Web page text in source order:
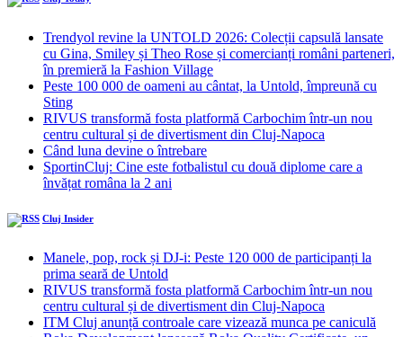
Trendyol revine la UNTOLD 2026: Colecții capsulă lansate
cu Gina, Smiley și Theo Rose și comercianți români parteneri,
în premieră la Fashion Village
Peste 100 000 de oameni au cântat, la Untold, împreună cu
Sting
RIVUS transformă fosta platformă Carbochim într-un nou
centru cultural și de divertisment din Cluj-Napoca
Când luna devine o întrebare
SportinCluj: Cine este fotbalistul cu două diplome care a
învățat româna la 2 ani
Cluj Insider
Manele, pop, rock și DJ-i: Peste 120 000 de participanți la
prima seară de Untold
RIVUS transformă fosta platformă Carbochim într-un nou
centru cultural și de divertisment din Cluj-Napoca
ITM Cluj anunță controale care vizează munca pe caniculă